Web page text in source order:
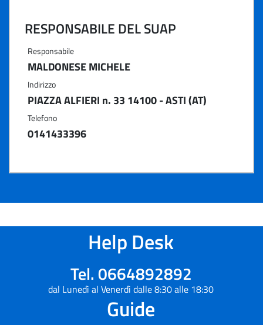
RESPONSABILE DEL SUAP
Responsabile
MALDONESE MICHELE
Indirizzo
PIAZZA ALFIERI n. 33 14100 - ASTI (AT)
Telefono
0141433396
Help Desk
Tel. 0664892892
dal Lunedì al Venerdì dalle 8:30 alle 18:30
Guide